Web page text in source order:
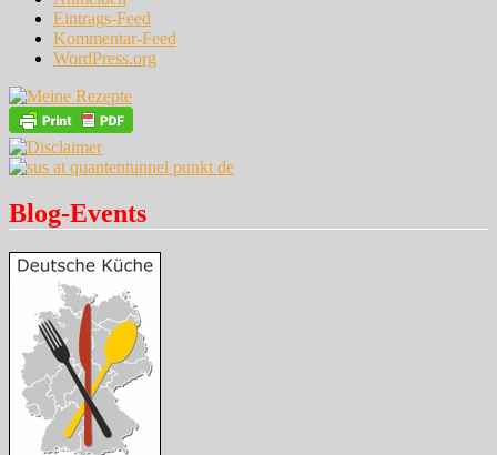
Eintrags-Feed
Kommentar-Feed
WordPress.org
Blog-Events